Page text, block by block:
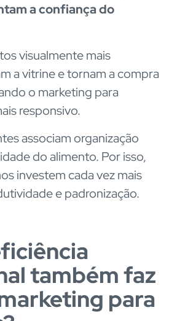
a confiança do
visualmente mais
a vitrine e tornam a compra
o marketing para
responsivo.
associam organização
do alimento. Por isso,
investem cada vez mais
e padronização.
também faz
para